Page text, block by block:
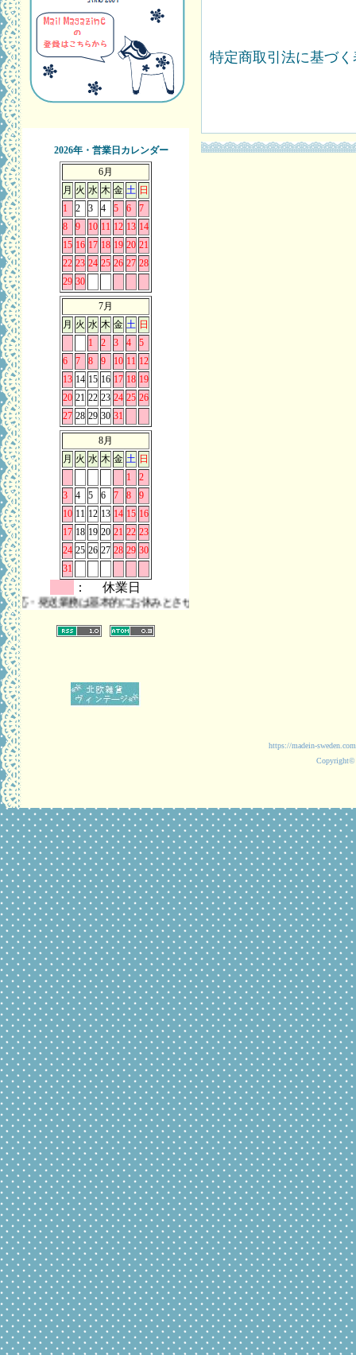
2026年・営業日カレンダー
6月
月 火 水 木 金 土 日
1
2 3 4 5 6
7
8
9 10 11 12 13 14
15 16 17 18 19 20 21
22 23 24 25 26 27 28
29 30
7月
月 火 水 木 金 土 日
1
2 3 4
5
6
7 8 9 10 11 12
13 14 15 16 17 18 19
20 21 22 23 24 25 26
27 28 29 30 31
8月
月 火 水 木 金 土 日
1
2
3
4 5 6 7 8
9
10 11 12 13 14 15 16
17 18 19 20 21 22 23
24 25 26 27 28 29 30
31
： 休業日
業務は基本的にお休みとさせていただきます。 また、お問い合わせは
特定商取引法に基づ
https://madein-
Copyright©